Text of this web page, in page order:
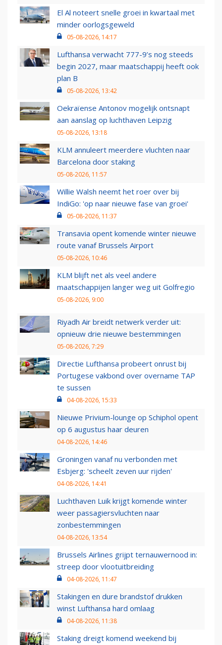
El Al noteert snelle groei in kwartaal met
minder oorlogsgeweld
05-08-2026, 14:17
Lufthansa verwacht 777-9’s nog steeds
begin 2027, maar maatschappij heeft ook
plan B
05-08-2026, 13:42
Oekraïense Antonov mogelijk ontsnapt
aan aanslag op luchthaven Leipzig
05-08-2026, 13:18
KLM annuleert meerdere vluchten naar
Barcelona door staking
05-08-2026, 11:57
Willie Walsh neemt het roer over bij
IndiGo: 'op naar nieuwe fase van groei'
05-08-2026, 11:37
Transavia opent komende winter nieuwe
route vanaf Brussels Airport
05-08-2026, 10:46
KLM blijft net als veel andere
maatschappijen langer weg uit Golfregio
05-08-2026, 9:00
Riyadh Air breidt netwerk verder uit:
opnieuw drie nieuwe bestemmingen
05-08-2026, 7:29
Directie Lufthansa probeert onrust bij
Portugese vakbond over overname TAP
te sussen
04-08-2026, 15:33
Nieuwe Privium-lounge op Schiphol opent
op 6 augustus haar deuren
04-08-2026, 14:46
Groningen vanaf nu verbonden met
Esbjerg: 'scheelt zeven uur rijden'
04-08-2026, 14:41
Luchthaven Luik krijgt komende winter
weer passagiersvluchten naar
zonbestemmingen
04-08-2026, 13:54
Brussels Airlines grijpt ternauwernood in:
streep door vlootuitbreiding
04-08-2026, 11:47
Stakingen en dure brandstof drukken
winst Lufthansa hard omlaag
04-08-2026, 11:38
Staking dreigt komend weekend bij